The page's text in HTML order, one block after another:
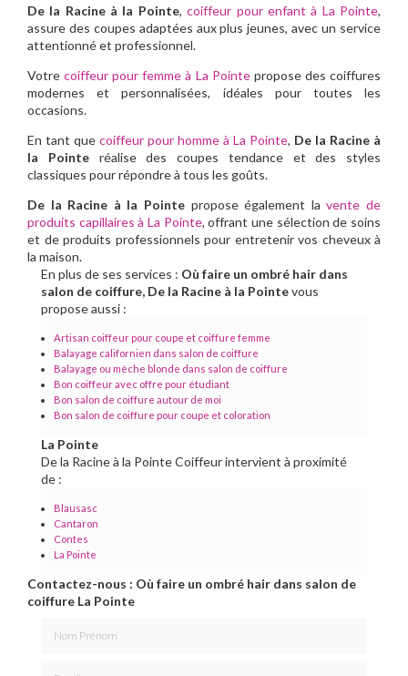
De la Racine à la Pointe,coiffeur pour enfant à La Pointe,
assure des coupes adaptées aux plus jeunes, avec un service
attentionné et professionnel.
Votrecoiffeur pour femme à La Pointepropose des coiffures
modernes et personnalisées, idéales pour toutes les
occasions.
En tant que coiffeur pour homme à La Pointe, De la Racine à
la Pointeréalise des coupes tendance et des styles
classiques pour répondre à tous les goûts.
De la Racine à la Pointe propose également lavente de
produits capillaires à La Pointe, offrant une sélection de soins
et de produits professionnels pour entretenir vos cheveux à
la maison.
En plus de ses services : Où faire un ombré hair dans
salon de coiffure, De la Racine à la Pointevous
propose aussi :
Artisan coiffeur pour coupe et coiffure femme
Balayage californien dans salon de coiffure
Balayage ou mèche blonde dans salon de coiffure
Bon coiffeur avec offre pour étudiant
Bon salon de coiffure autour de moi
Bon salon de coiffure pour coupe et coloration
La Pointe
De la Racine à la Pointe Coiffeur intervient à proximité
de :
Blausasc
Cantaron
Contes
La Pointe
Contactez-nous : Où faire un ombré hair dans salon de
coiffure La Pointe